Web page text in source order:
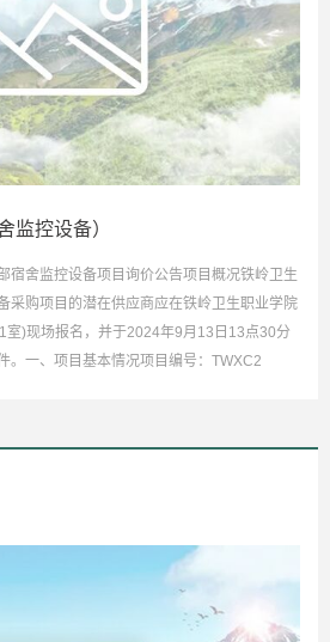
监控设备）
宿舍监控设备项目询价公告项目概况铁岭卫生
采购项目的潜在供应商应在铁岭卫生职业学院
室)现场报名，并于2024年9月13日13点30分
。一、项目基本情况项目编号：TWXC2